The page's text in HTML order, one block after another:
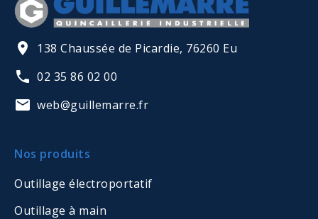
138 Chaussée de Picardie, 76260 Eu
02 35 86 02 00
web@guillemarre.fr
Nos produits
Outillage électroportatif
Outillage à main